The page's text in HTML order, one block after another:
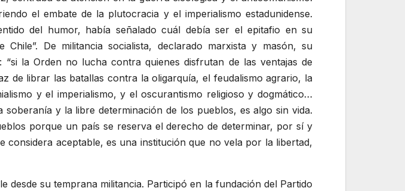
el embate de la plutocracia y el imperialismo estadunidense.
del humor, había señalado cuál debía ser el epitafio en su
Chile . De militancia socialista, declarado marxista y masón, su
la Orden no lucha contra quienes disfrutan de las ventajas de
de librar las batallas contra la oligarquía, el feudalismo agrario, la
y el imperialismo, y el oscurantismo religioso y dogmático…
y la libre determinación de los pueblos, es algo sin vida.
porque un país se reserva el derecho de determinar, por sí y
aceptable, es una institución que no vela por la libertad,
su temprana militancia. Participó en la fundación del Partido